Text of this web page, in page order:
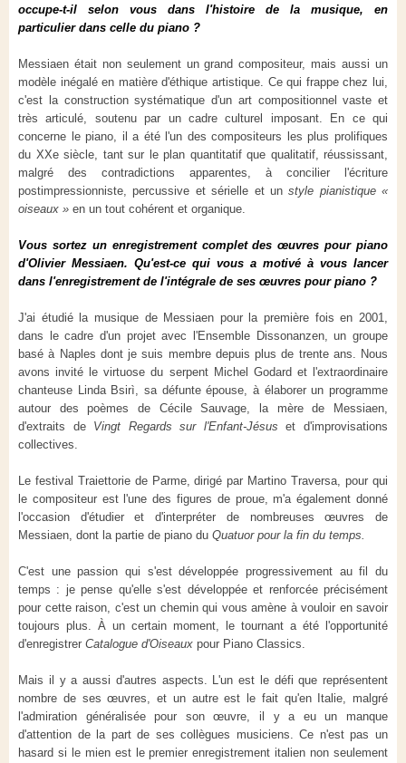
occupe-t-il selon vous dans l'histoire de la musique, en
particulier dans celle du piano ?
Messiaen était non seulement un grand compositeur, mais aussi un
modèle inégalé en matière d'éthique artistique. Ce qui frappe chez lui,
c'est la construction systématique d'un art compositionnel vaste et
très articulé, soutenu par un cadre culturel imposant. En ce qui
concerne le piano, il a été l'un des compositeurs les plus prolifiques
du XXe siècle, tant sur le plan quantitatif que qualitatif, réussissant,
malgré des contradictions apparentes, à concilier l'écriture
postimpressionniste, percussive et sérielle et unstyle pianistique «
oiseaux » en un tout cohérent et organique.
Vous sortez un enregistrement complet des œuvres pour piano
d'Olivier Messiaen. Qu'est-ce qui vous a motivé à vous lancer
dans l'enregistrement de l'intégrale de ses œuvres pour piano ?
J'ai étudié la musique de Messiaen pour la première fois en 2001,
dans le cadre d'un projet avec l'Ensemble Dissonanzen, un groupe
basé à Naples dont je suis membre depuis plus de trente ans. Nous
avons invité le virtuose du serpent Michel Godard et l'extraordinaire
chanteuse Linda Bsirì, sa défunte épouse, à élaborer un programme
autour des poèmes de Cécile Sauvage, la mère de Messiaen,
d'extraits de Vingt Regards sur l'Enfant-Jésus et d'improvisations
collectives.
Le festival Traiettorie de Parme, dirigé par Martino Traversa, pour qui
le compositeur est l'une des figures de proue, m'a également donné
l'occasion d'étudier et d'interpréter de nombreuses œuvres de
Messiaen, dont la partie de piano du Quatuor pour la fin du temps.
C'est une passion qui s'est développée progressivement au fil du
temps : je pense qu'elle s'est développée et renforcée précisément
pour cette raison, c'est un chemin qui vous amène à vouloir en savoir
toujours plus. À un certain moment, le tournant a été l'opportunité
d'enregistrer Catalogue d'Oiseaux pour Piano Classics.
Mais il y a aussi d'autres aspects. L'un est le défi que représentent
nombre de ses œuvres, et un autre est le fait qu'en Italie, malgré
l'admiration généralisée pour son œuvre, il y a eu un manque
d'attention de la part de ses collègues musiciens. Ce n'est pas un
hasard si le mien est le premier enregistrement italien non seulement